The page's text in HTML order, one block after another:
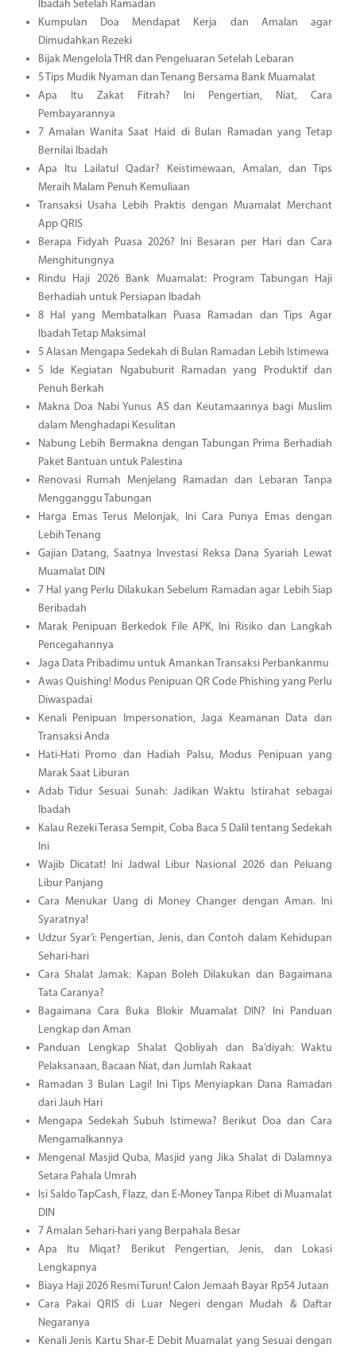
Ibadah Setelah Ramadan
Kumpulan Doa Mendapat Kerja dan Amalan agar
Dimudahkan Rezeki
Bijak Mengelola THR dan Pengeluaran Setelah Lebaran
5 Tips Mudik Nyaman dan Tenang Bersama Bank Muamalat
Apa Itu Zakat Fitrah? Ini Pengertian, Niat, Cara
Pembayarannya
7 Amalan Wanita Saat Haid di Bulan Ramadan yang Tetap
Bernilai Ibadah
Apa Itu Lailatul Qadar? Keistimewaan, Amalan, dan Tips
Meraih Malam Penuh Kemuliaan
Transaksi Usaha Lebih Praktis dengan Muamalat Merchant
App QRIS
Berapa Fidyah Puasa 2026? Ini Besaran per Hari dan Cara
Menghitungnya
Rindu Haji 2026 Bank Muamalat: Program Tabungan Haji
Berhadiah untuk Persiapan Ibadah
8 Hal yang Membatalkan Puasa Ramadan dan Tips Agar
Ibadah Tetap Maksimal
5 Alasan Mengapa Sedekah di Bulan Ramadan Lebih Istimewa
5 Ide Kegiatan Ngabuburit Ramadan yang Produktif dan
Penuh Berkah
Makna Doa Nabi Yunus AS dan Keutamaannya bagi Muslim
dalam Menghadapi Kesulitan
Nabung Lebih Bermakna dengan Tabungan Prima Berhadiah
Paket Bantuan untuk Palestina
Renovasi Rumah Menjelang Ramadan dan Lebaran Tanpa
Mengganggu Tabungan
Harga Emas Terus Melonjak, Ini Cara Punya Emas dengan
Lebih Tenang
Gajian Datang, Saatnya Investasi Reksa Dana Syariah Lewat
Muamalat DIN
7 Hal yang Perlu Dilakukan Sebelum Ramadan agar Lebih Siap
Beribadah
Marak Penipuan Berkedok File APK, Ini Risiko dan Langkah
Pencegahannya
Jaga Data Pribadimu untuk Amankan Transaksi Perbankanmu
Awas Quishing! Modus Penipuan QR Code Phishing yang Perlu
Diwaspadai
Kenali Penipuan Impersonation, Jaga Keamanan Data dan
Transaksi Anda
Hati-Hati Promo dan Hadiah Palsu, Modus Penipuan yang
Marak Saat Liburan
Adab Tidur Sesuai Sunah: Jadikan Waktu Istirahat sebagai
Ibadah
Kalau Rezeki Terasa Sempit, Coba Baca 5 Dalil tentang Sedekah
Ini
Wajib Dicatat! Ini Jadwal Libur Nasional 2026 dan Peluang
Libur Panjang
Cara Menukar Uang di Money Changer dengan Aman. Ini
Syaratnya!
Udzur Syar’i: Pengertian, Jenis, dan Contoh dalam Kehidupan
Sehari-hari
Cara Shalat Jamak: Kapan Boleh Dilakukan dan Bagaimana
Tata Caranya?
Bagaimana Cara Buka Blokir Muamalat DIN? Ini Panduan
Lengkap dan Aman
Panduan Lengkap Shalat Qobliyah dan Ba’diyah: Waktu
Pelaksanaan, Bacaan Niat, dan Jumlah Rakaat
Ramadan 3 Bulan Lagi! Ini Tips Menyiapkan Dana Ramadan
dari Jauh Hari
Mengapa Sedekah Subuh Istimewa? Berikut Doa dan Cara
Mengamalkannya
Mengenal Masjid Quba, Masjid yang Jika Shalat di Dalamnya
Setara Pahala Umrah
Isi Saldo TapCash, Flazz, dan E-Money Tanpa Ribet di Muamalat
DIN
7 Amalan Sehari-hari yang Berpahala Besar
Apa Itu Miqat? Berikut Pengertian, Jenis, dan Lokasi
Lengkapnya
Biaya Haji 2026 Resmi Turun! Calon Jemaah Bayar Rp54 Jutaan
Cara Pakai QRIS di Luar Negeri dengan Mudah & Daftar
Negaranya
Kenali Jenis Kartu Shar-E Debit Muamalat yang Sesuai dengan